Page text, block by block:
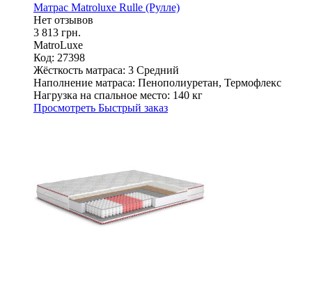
Матрас Matroluxe Rulle (Рулле)
Нет отзывов
3 813 грн.
MatroLuxe
Код: 27398
Жёсткость матраса: 3 Средний
Наполнение матраса: Пенополиуретан, Термофлекс
Нагрузка на спальное место: 140 кг
Просмотреть Быстрый заказ